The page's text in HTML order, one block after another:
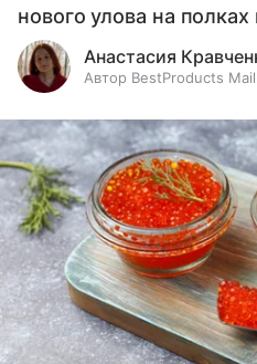
нового улова на полках
Анастасия
Автор BestProducts Mail